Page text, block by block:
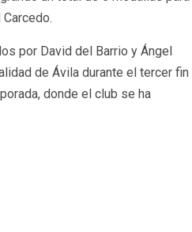
por David del Barrio y Ángel
de Ávila durante el tercer fin
donde el club se ha